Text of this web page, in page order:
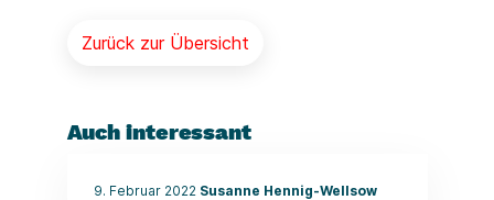
Zurück zur Übersicht
Auch interessant
9. Februar 2022 Susanne Hennig-Wellsow